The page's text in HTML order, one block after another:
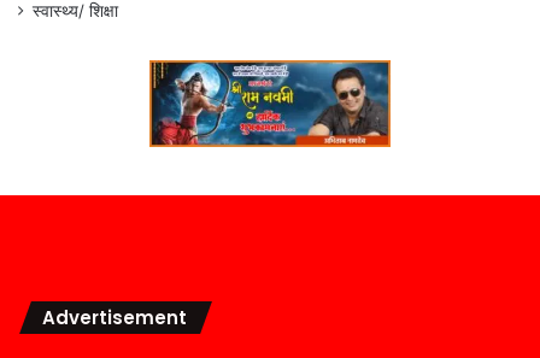
स्वास्थ्य/ शिक्षा
Advertisement